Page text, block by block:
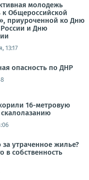
молодежь
к Общероссийской
приуроченной ко Дню
и Дню
13:17
опасность по ДНР
16-метровую
утраченное жилье?
в собственность